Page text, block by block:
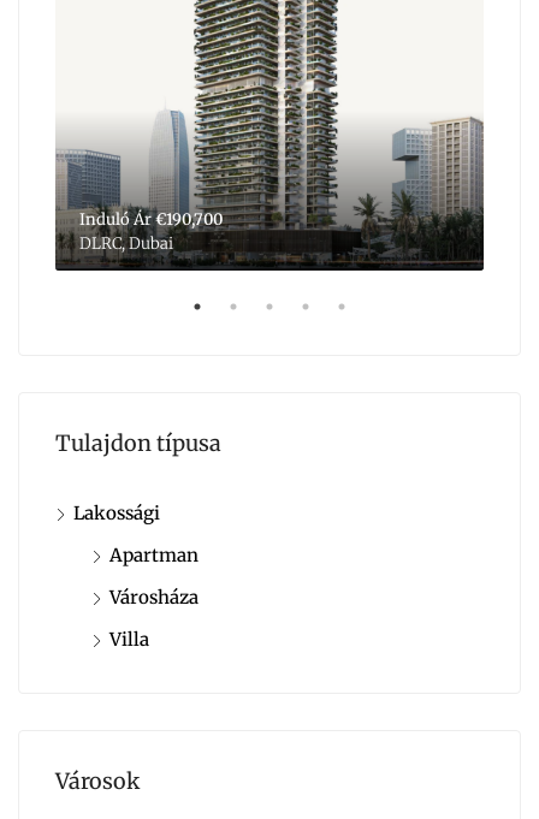
Induló Ár€190,700
DLRC, Dubai
Tulajdon típusa
Lakossági
Apartman
Városháza
Villa
Városok